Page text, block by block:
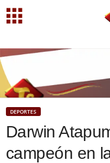
DEPORTES
Darwin
campeón en